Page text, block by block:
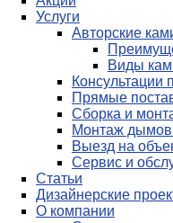
Услуги
Авторские
Виды
Консультации
Прямые
Сборка и
Монтаж
Выезд на
Сервис и
Статьи
Дизайнерские
О компании